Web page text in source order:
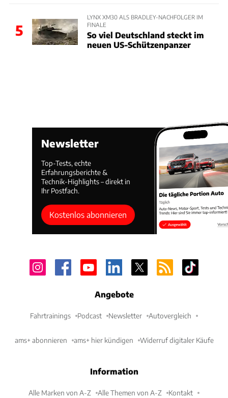
5
LYNX XM30 ALS BRADLEY-NACHFOLGER IM
FINALE
So viel Deutschland steckt im
neuen US-Schützenpanzer
Newsletter
Top-Tests, echte
Erfahrungsberichte &
Technik-Highlights – direkt in
Ihr Postfach.
Kostenlos abonnieren
Angebote
Fahrtrainings Podcast Newsletter Autovergleich
ams+ abonnieren ams+ hier kündigen Widerruf digitaler Käufe
Information
Alle Marken von A-Z Alle Themen von A-Z Kontakt